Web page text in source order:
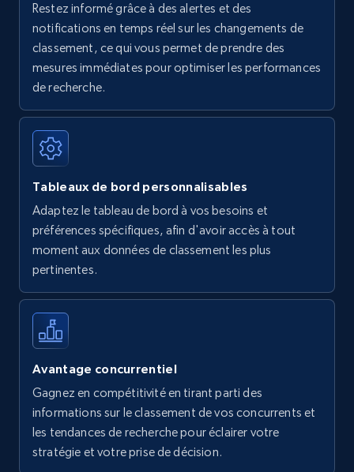
Amazon Reviews
URL, Product name, Product rating, Product
rating object, Product rating max, Rating,
Author name, Asin, and more.
Walmart - products
URL, Final price, Sku, Currency, Gtin,
Specifications, Image urls, Top reviews, and
more.
using specific category URL
URL, Final price, Sku, Currency, Gtin,
Specifications, Image urls, Top reviews, and
more.
Restez informé grâce à des alertes et des
notifications en temps réel sur les changements de
classement, ce qui vous permet de prendre des
mesures immédiates pour optimiser les performances
de recherche.
Tableaux de bord personnalisables
Adaptez le tableau de bord à vos besoins et
préférences spécifiques, afin d'avoir accès à tout
moment aux données de classement les plus
pertinentes.
Avantage concurrentiel
Gagnez en compétitivité en tirant parti des
informations sur le classement de vos concurrents et
les tendances de recherche pour éclairer votre
stratégie et votre prise de décision.